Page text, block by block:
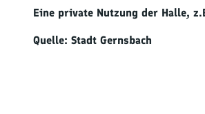
Eine private Nutzung der Halle,
Quelle: Stadt Gernsbach